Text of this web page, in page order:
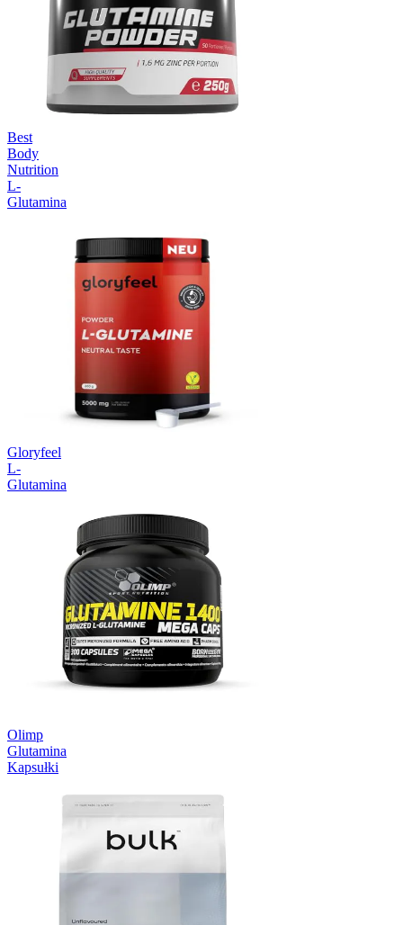
Best
Body
Nutrition
L-
Glutamina
Gloryfeel
L-
Glutamina
Olimp
Glutamina
Kapsułki